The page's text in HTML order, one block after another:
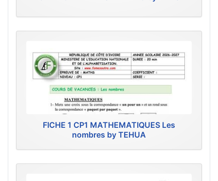
FICHE 1 CP1 MATHEMATIQUES Les
nombres by TEHUA